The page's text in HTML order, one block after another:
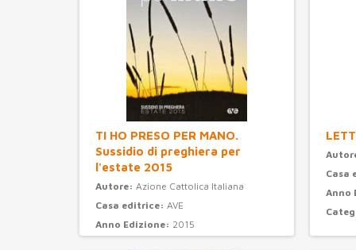
TI HO PRESO PER MANO.
Sussidio di preghiera per
l'estate 2015
Autore: Azione Cattolica Italiana
Casa editrice: AVE
Anno Edizione: 2015
Casa
Anno